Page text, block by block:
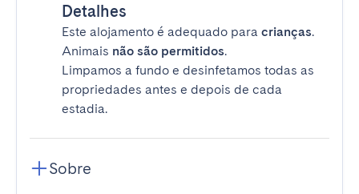
Detalhes
Este alojamento é adequado para crianças.
Animais não são permitidos.
Limpamos a fundo e desinfetamos todas as
propriedades antes e depois de cada
estadia.
Sobre